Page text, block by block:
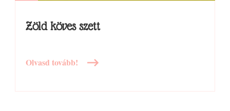
Zöld köves szett
Olvasd tovább!